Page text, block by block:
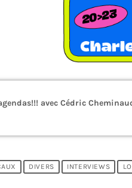
avec Cédric
DIVERS INTERVIEWS